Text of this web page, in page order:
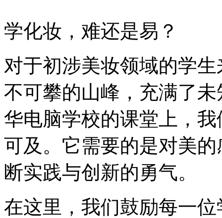
学化妆，难还是易？
对于初涉美妆领域的学
不可攀的山峰，充满了
华电脑学校的课堂上，
可及。它需要的是对美
断实践与创新的勇气。
在这里，我们鼓励每一